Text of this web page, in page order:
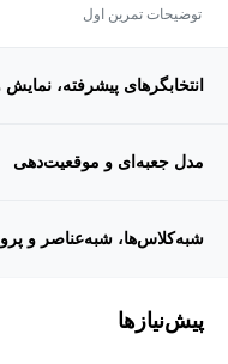
توضیحات تمرین اول
انتخابگرهای پیشرفته،
مدل جعبه‌ای و موقعیت‌دهی
شبه‌کلاس‌ها، شبه‌عناصر و
پیش‌نیاز‌ها